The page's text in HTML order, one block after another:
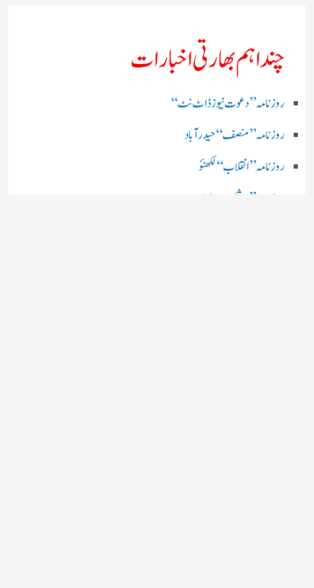
چند اہم بھارتی اخبارات
روز نامہ ’’ دعوت نیوز ڈاٹ نٹ‘‘
روزنامہ ’’ منصف‘‘ حیدر آباد
روزنامہ ’’ انقلاب‘‘ لکھنؤ
روز نامہ ’’راشٹریہ سہارا اردو